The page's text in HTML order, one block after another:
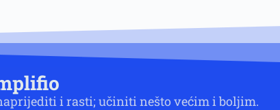
i rasti; učiniti nešto većim i boljim.